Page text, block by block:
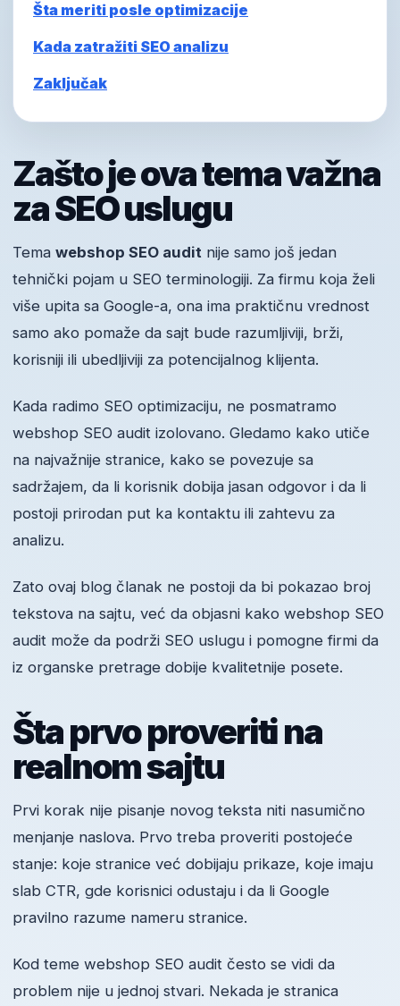
Šta meriti posle optimizacije
Kada zatražiti SEO analizu
Zaključak
Zašto je ova tema važna
za SEO uslugu
Tema webshop SEO audit nije samo još jedan
tehnički pojam u SEO terminologiji. Za firmu koja želi
više upita sa Google-a, ona ima praktičnu vrednost
samo ako pomaže da sajt bude razumljiviji, brži,
korisniji ili ubedljiviji za potencijalnog klijenta.
Kada radimo SEO optimizaciju, ne posmatramo
webshop SEO audit izolovano. Gledamo kako utiče
na najvažnije stranice, kako se povezuje sa
sadržajem, da li korisnik dobija jasan odgovor i da li
postoji prirodan put ka kontaktu ili zahtevu za
analizu.
Zato ovaj blog članak ne postoji da bi pokazao broj
tekstova na sajtu, već da objasni kako webshop SEO
audit može da podrži SEO uslugu i pomogne firmi da
iz organske pretrage dobije kvalitetnije posete.
Šta prvo proveriti na
realnom sajtu
Prvi korak nije pisanje novog teksta niti nasumično
menjanje naslova. Prvo treba proveriti postojeće
stanje: koje stranice već dobijaju prikaze, koje imaju
slab CTR, gde korisnici odustaju i da li Google
pravilno razume nameru stranice.
Kod teme webshop SEO audit često se vidi da
problem nije u jednoj stvari. Nekada je stranica